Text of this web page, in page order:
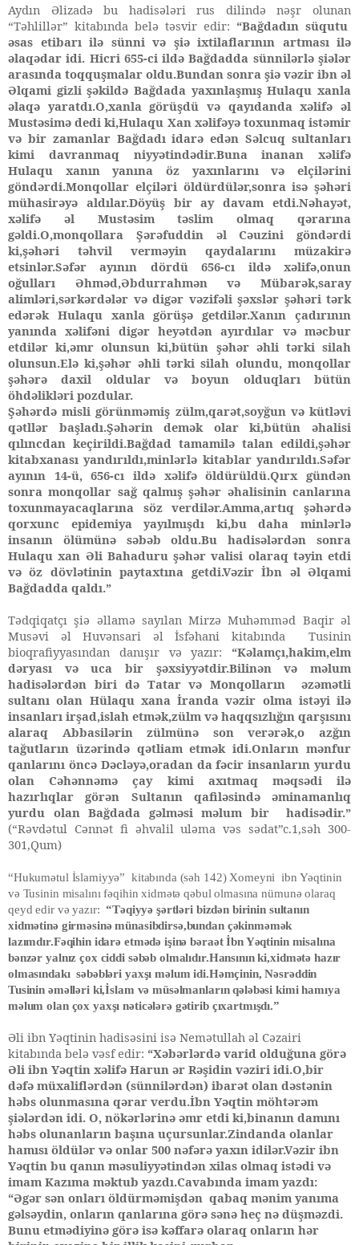
Aydın Əlizadə bu hadisələri rus dilində nəşr olunan
“Təhlillər” kitabında belə təsvir edir: “Bağdadın süqutu
əsas etibarı ilə sünni və şiə ixtilaflarının artması ilə
əlaqədar idi. Hicri 655-ci ildə Bağdadda sünnilərlə şiələr
arasında toqquşmalar oldu.Bundan sonra şiə vəzir ibn əl
Əlqami gizli şəkildə Bağdada yaxınlaşmış Hulaqu xanla
əlaqə yaratdı.O,xanla görüşdü və qayıdanda xəlifə əl
Mustəsimə dedi ki,Hulaqu Xan xəlifəyə toxunmaq istəmir
və bir zamanlar Bağdadı idarə edən Səlcuq sultanları
kimi davranmaq niyyətindədir.Buna inanan xəlifə
Hulaqu xanın yanına öz yaxınlarını və elçilərini
göndərdi.Monqollar elçiləri öldürdülər,sonra isə şəhəri
mühasirəyə aldılar.Döyüş bir ay davam etdi.Nəhayət,
xəlifə əl Mustəsim təslim olmaq qərarına
gəldi.O,monqollara Şərəfuddin əl Cəuzini göndərdi
ki,şəhəri təhvil verməyin qaydalarını müzakirə
etsinlər.Səfər ayının dördü 656-cı ildə xəlifə,onun
oğulları Əhməd,Əbdurrahmən və Mübarək,saray
alimləri,sərkərdələr və digər vəzifəli şəxslər şəhəri tərk
edərək Hulaqu xanla görüşə getdilər.Xanın çadırının
yanında xəlifəni digər heyətdən ayırdılar və məcbur
etdilər ki,əmr olunsun ki,bütün şəhər əhli tərki silah
olunsun.Elə ki,şəhər əhli tərki silah olundu, monqollar
şəhərə daxil oldular və boyun olduqları bütün
öhdəlikləri pozdular.
Şəhərdə misli görünməmiş zülm,qarət,soyğun və kütləvi
qətllər başladı.Şəhərin demək olar ki,bütün əhalisi
qılıncdan keçirildi.Bağdad tamamilə talan edildi,şəhər
kitabxanası yandırıldı,minlərlə kitablar yandırıldı.Səfər
ayının 14-ü, 656-cı ildə xəlifə öldürüldü.Qırx gündən
sonra monqollar sağ qalmış şəhər əhalisinin canlarına
toxunmayacaqlarına söz verdilər.Amma,artıq şəhərdə
qorxunc epidemiya yayılmışdı ki,bu daha minlərlə
insanın ölümünə səbəb oldu.Bu hadisələrdən sonra
Hulaqu xan Əli Bahaduru şəhər valisi olaraq təyin etdi
və öz dövlətinin paytaxtına getdi.Vəzir İbn əl Əlqami
Bağdadda qaldı.”
Tədqiqatçı şiə əllamə sayılan Mirzə Muhəmməd Baqir əl
Musəvi əl Huvənsari əl İsfəhani kitabında Tusinin
bioqrafiyyasından danışır və yazır: “Kəlamçı,hakim,elm
dəryası və uca bir şəxsiyyətdir.Bilinən və məlum
hadisələrdən biri də Tatar və Monqolların əzəmətli
sultanı olan Hülaqu xana İranda vəzir olma istəyi ilə
insanları irşad,islah etmək,zülm və haqqsızlığın qarşısını
alaraq Abbasilərin zülmünə son verərək,o azğın
tağutların üzərində qətliam etmək idi.Onların mənfur
qanlarını öncə Dəcləyə,oradan da fəcir insanların yurdu
olan Cəhənnəmə çay kimi axıtmaq məqsədi ilə
hazırlıqlar görən Sultanın qafiləsində əminamanlıq
yurdu olan Bağdada gəlməsi məlum bir hadisədir.”
(“Rəvdətul Cənnət fi əhvalil uləma vəs sədat”c.1,səh 300-
301,Qum)
“Hukumətul İslamiyyə” kitabında (səh 142) Xomeyni ibn Yəqtinin
və Tusinin misalını fəqihin xidmətə qəbul olmasına nümunə olaraq
qeyd edir və yazır:“Təqiyyə şərtləri bizdən birinin sultanın
xidmətinə girməsinə münasibdirsə,bundan çəkinməmək
lazımdır.Fəqihin idarə etmədə işinə bəraət İbn Yəqtinin misalına
bənzər yalnız çox ciddi səbəb olmalıdır.Hansının ki,xidmətə hazır
olmasındakı səbəbləri yaxşı məlum idi.Həmçinin, Nəsrəddin
Tusinin əməlləri ki,İslam və müsəlmanların qələbəsi kimi hamıya
məlum olan çox yaxşı nəticələrə gətirib çıxartmışdı.”
Əli ibn Yəqtinin hadisəsini isə Nemətullah əl Cəzairi
kitabında belə vəsf edir: “Xəbərlərdə varid olduğuna görə
Əli ibn Yəqtin xəlifə Harun ər Rəşidin vəziri idi.O,bir
dəfə müxaliflərdən (sünnilərdən) ibarət olan dəstənin
həbs olunmasına qərar verdu.İbn Yəqtin möhtərəm
şiələrdən idi. O, nökərlərinə əmr etdi ki,binanın damını
həbs olunanların başına uçursunlar.Zindanda olanlar
hamısı öldülər və onlar 500 nəfərə yaxın idilər.Vəzir ibn
Yəqtin bu qanın məsuliyyətindən xilas olmaq istədi və
imam Kazıma məktub yazdı.Cavabında imam yazdı:
“Əgər sən onları öldürməmişdən qabaq mənim yanıma
gəlsəydin, onların qanlarına görə sənə heç nə düşməzdi.
Bunu etmədiyinə görə isə kəffarə olaraq onların hər